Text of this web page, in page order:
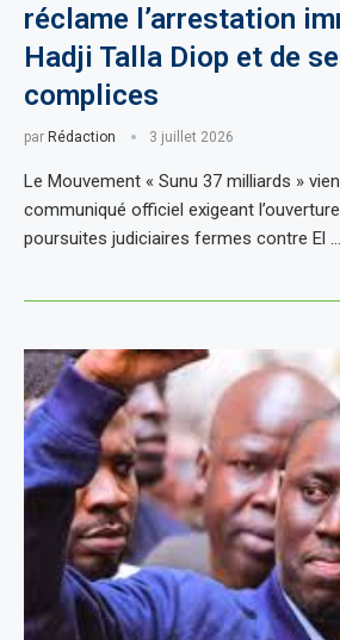
réclame l’arrestation
Hadji Talla Diop et de
complices
par Rédaction 3 juillet 2026
Le Mouvement « Sunu 37 milliards »
communiqué officiel exigeant
poursuites judiciaires fermes contre El …